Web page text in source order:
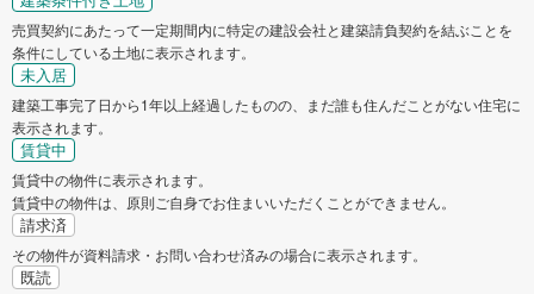
売買契約にあたって一定期間内に特定の建設会社と建築請負契約を結ぶことを
条件にしている土地に表示されます。
未入居
建築工事完了日から1年以上経過したものの、まだ誰も住んだことがない住宅に
表示されます。
賃貸中
賃貸中の物件に表示されます。
賃貸中の物件は、原則ご自身でお住まいいただくことができません。
請求済
その物件が資料請求・お問い合わせ済みの場合に表示されます。
既読